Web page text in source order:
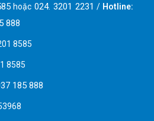
hoặc 024. 3201 2231 / Hotline:
888
8585
8585
185 888